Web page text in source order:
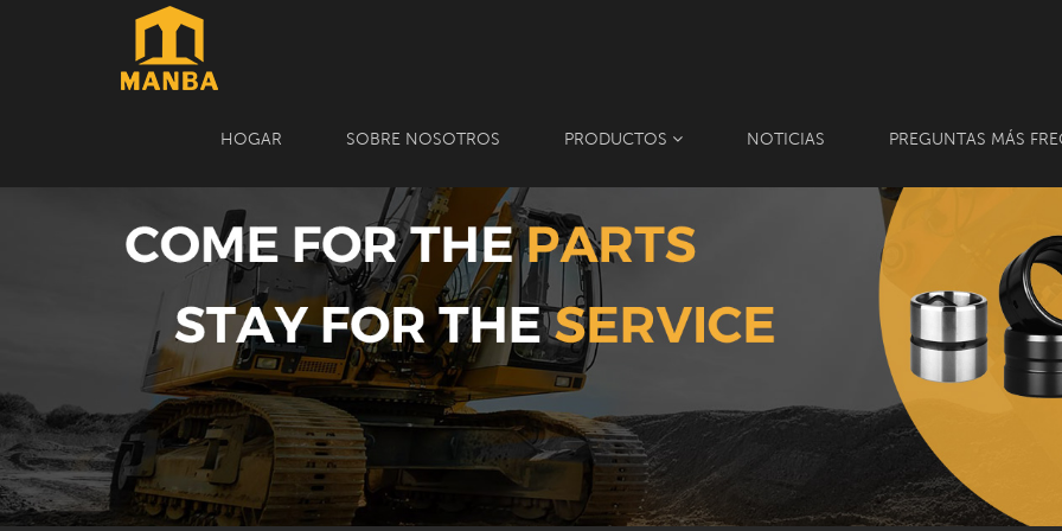
HOGAR SOBRE NOSOTROS PRODUCTOS NOTICIAS PREGUNTAS MÁS